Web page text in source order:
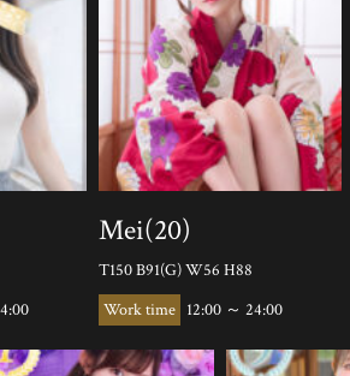
Mei(20)
T150 B91(G) W56 H88
12:00 ～ 24:00